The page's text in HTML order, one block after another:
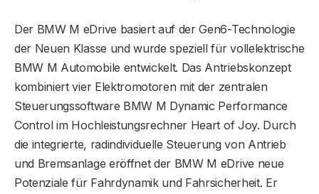
Der BMW M eDrive basiert auf der Gen6-Technologie
der Neuen Klasse und wurde speziell für vollelektrische
BMW M Automobile entwickelt. Das Antriebskonzept
kombiniert vier Elektromotoren mit der zentralen
Steuerungssoftware BMW M Dynamic Performance
Control im Hochleistungsrechner Heart of Joy. Durch
die integrierte, radindividuelle Steuerung von Antrieb
und Bremsanlage eröffnet der BMW M eDrive neue
Potenziale für Fahrdynamik und Fahrsicherheit. Er